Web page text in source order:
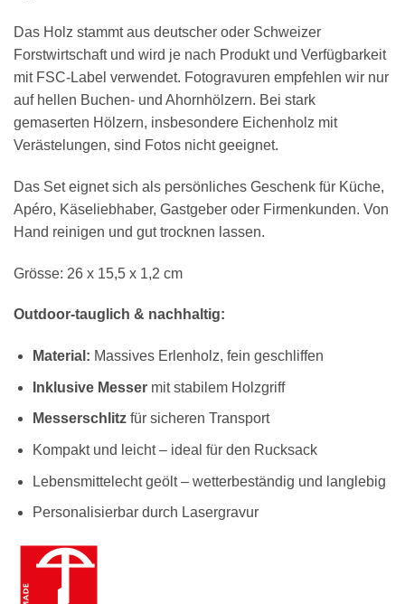
Das Holz stammt aus deutscher oder Schweizer
Forstwirtschaft und wird je nach Produkt und Verfügbarkeit
mit FSC-Label verwendet. Fotogravuren empfehlen wir nur
auf hellen Buchen- und Ahornhölzern. Bei stark
gemaserten Hölzern, insbesondere Eichenholz mit
Verästelungen, sind Fotos nicht geeignet.
Das Set eignet sich als persönliches Geschenk für Küche,
Apéro, Käseliebhaber, Gastgeber oder Firmenkunden. Von
Hand reinigen und gut trocknen lassen.
Grösse: 26 x 15,5 x 1,2 cm
Outdoor-tauglich & nachhaltig:
Material: Massives Erlenholz, fein geschliffen
Inklusive Messermit stabilem Holzgriff
Messerschlitzfür sicheren Transport
Kompakt und leicht – ideal für den Rucksack
Lebensmittelecht geölt – wetterbeständig und langlebig
Personalisierbar durch Lasergravur